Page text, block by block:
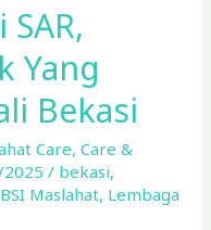
Yang
Bekasi
Care,Care &
2025/ bekasi,
BSI Maslahat, Lembaga